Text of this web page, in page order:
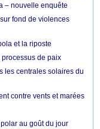
– nouvelle enquête
fond de violences
et la riposte
de paix
les centrales solaires du
contre vents et marées
au goût du jour